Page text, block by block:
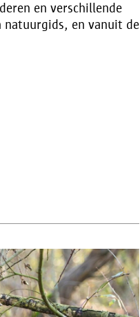
en verschillende
natuurgids, en vanuit de